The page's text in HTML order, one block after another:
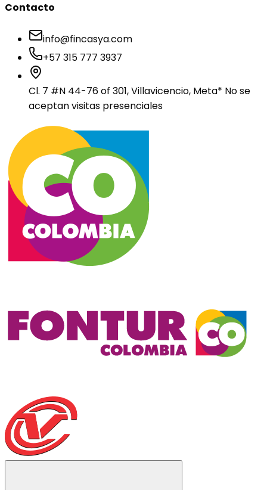
Contacto
info@fincasya.com
+57 315 777 3937
Cl. 7 #N 44-76 of 301, Villavicencio, Meta* No se
aceptan visitas presenciales